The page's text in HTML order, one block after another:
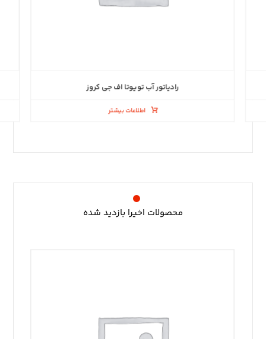
رادیاتور آب تویوتا اف جی کروز
اطلاعات بیشتر
محصولات اخیرا بازدید شده